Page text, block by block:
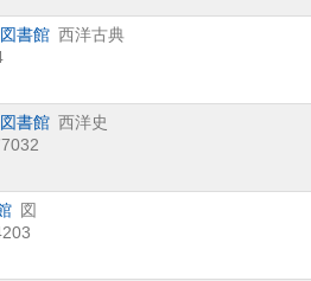
書館 西洋古典
書館 西洋史
図